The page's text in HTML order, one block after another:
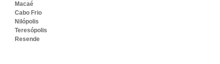
Macaé
Cabo Frio
Nilópolis
Teresópolis
Resende